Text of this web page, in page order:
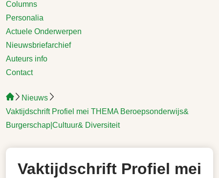
Columns
Personalia
Actuele Onderwerpen
Nieuwsbriefarchief
Auteurs info
Contact
Nieuws
Vaktijdschrift Profiel mei THEMA Beroepsonderwijs&
Burgerschap|Cultuur& Diversiteit
Vaktijdschrift Profiel mei